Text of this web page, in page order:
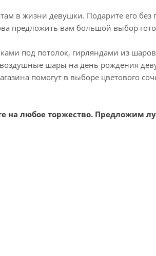
в жизни девушки. Подарите его без
предложить вам большой выбор
под потолок, гирляндами из
шары на день рождения
помогут в выборе цветового
на любое торжество. Предложим